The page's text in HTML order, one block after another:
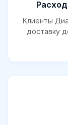
Клиенты
доставку